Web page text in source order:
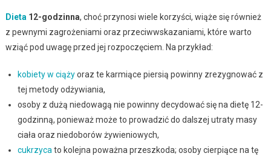
Dieta 12-godzinna, choć przynosi wiele korzyści, wiąże się również
z pewnymi zagrożeniami oraz przeciwwskazaniami, które warto
wziąć pod uwagę przed jej rozpoczęciem. Na przykład:
kobiety w ciążyoraz te karmiące piersią powinny zrezygnować z
tej metody odżywiania,
osoby z dużą niedowagą nie powinny decydować się na dietę 12-
godzinną, ponieważ może to prowadzić do dalszej utraty masy
ciała oraz niedoborów żywieniowych,
cukrzyca to kolejna poważna przeszkoda; osoby cierpiące na tę